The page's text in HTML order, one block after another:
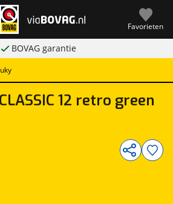
Favorieten
BOVAG garantie
12 retro green
1/1